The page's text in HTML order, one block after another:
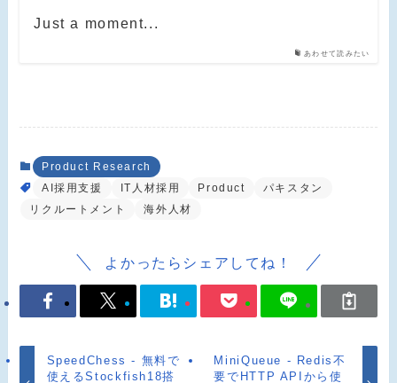
あわせて読みたい
Just a moment...
Product Research
AI採用支援
IT人材採用 Product
パキスタン
リクルートメント
海外人材
よかったらシェアしてね！
SpeedChess - 無料で
使えるStockfish18搭
MiniQueue - Redis不
要でHTTP APIから使